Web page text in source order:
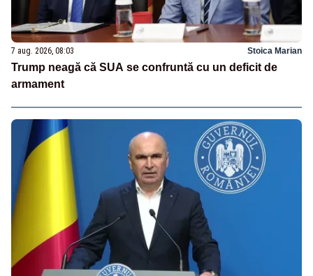
7 aug. 2026, 08:03 Stoica Marian
Trump neagă că SUA se confruntă cu un deficit de
armament